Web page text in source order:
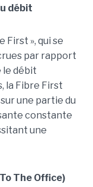
débit
First », qui se
par rapport
le débit
la Fibre First
une partie du
constante
une
The Office)